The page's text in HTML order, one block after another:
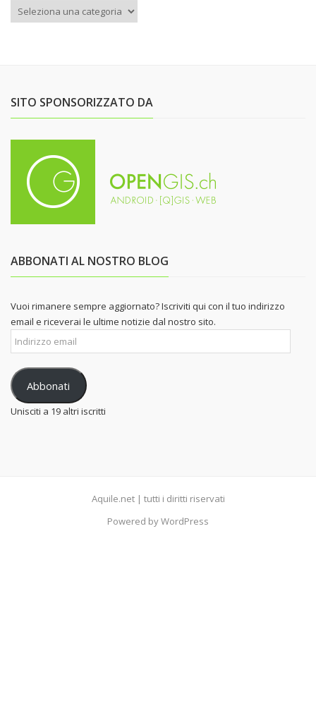
Categorie
SITO SPONSORIZZATO DA
ABBONATI AL NOSTRO BLOG
Vuoi rimanere sempre aggiornato? Iscriviti qui con il tuo indirizzo
email e riceverai le ultime notizie dal nostro sito.
Indirizzo
email
Abbonati
Unisciti a 19 altri iscritti
Aquile.net | tutti i diritti riservati
Powered by WordPress